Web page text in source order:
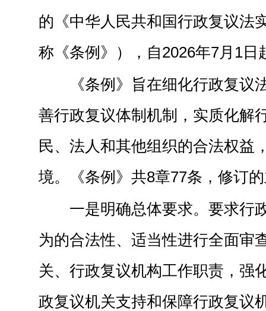
的《中华人民共和国行政复议法
称《条例》），自2026年7月1日
《条例》旨在细化行政复议
善行政复议体制机制，实质化解
民、法人和其他组织的合法权益
境。《条例》共8章77条，修订
一是明确总体要求。要求行
为的合法性、适当性进行全面审
关、行政复议机构工作职责，强
政复议机关支持和保障行政复议